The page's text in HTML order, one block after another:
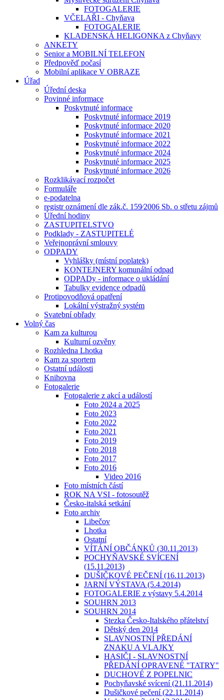
FOTOGALERIE
VČELAŘI - Chyňava
FOTOGALERIE
KLADENSKÁ HELIGONKA z Chyňavy
ANKETY
Senior a MOBILNÍ TELEFON
Předpověď počasí
Mobilní aplikace V OBRAZE
Úřad
Úřední deska
Povinné informace
Poskytnuté informace
Poskytnuté informace 2019
Poskytnuté informace 2020
Poskytnuté informace 2021
Poskytnuté informace 2022
Poskytnuté informace 2024
Poskytnuté informace 2025
Poskytnuté informace 2026
Rozklikávací rozpočet
Formuláře
e-podatelna
registr oznámení dle zák.č. 159⁄2006 Sb. o střetu zájmů
Úřední hodiny
ZASTUPITELSTVO
Podklady - ZASTUPITELÉ
Veřejnoprávní smlouvy
ODPADY
Vyhlášky (místní poplatek)
KONTEJNERY komunální odpad
ODPADy - informace o ukládání
Tabulky evidence odpadů
Protipovodňová opatření
Lokální výstražný systém
Svatební obřady
Volný čas
Kam za kulturou
Kulturní ozvěny
Rozhledna Lhotka
Kam za sportem
Ostatní události
Knihovna
Fotogalerie
Fotogalerie z akcí a událostí
Foto 2024 a 2025
Foto 2023
Foto 2022
Foto 2021
Foto 2019
Foto 2018
Foto 2017
Foto 2016
Video 2016
Foto místních částí
ROK NA VSI - fotosoutěž
Česko-italská setkání
Foto archiv
Libečov
Lhotka
Ostatní
VÍTÁNÍ OBČÁNKŮ (30.11.2013)
POCHYŇAVSKÉ SVÍCENÍ
(15.11.2013)
DUŠIČKOVÉ PEČENÍ (16.11.2013)
JARNÍ VÝSTAVA (5.4.2014)
FOTOGALERIE z výstavy 5.4.2014
SOUHRN 2013
SOUHRN 2014
Stezka Česko-Italského přátelství
Dětský den 2014
SLAVNOSTNÍ PŘEDÁNÍ
ZNAKU A VLAJKY
HASIČI - SLAVNOSTNÍ
PŘEDÁNÍ OPRAVENÉ "TATRY"
DUCHOVÉ Z POPELNIC
Pochyňavské svícení (21.11.2014)
Dušičkové pečení (22.11.2014)